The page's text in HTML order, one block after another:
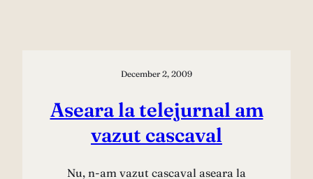
December 2, 2009
Aseara la telejurnal am
vazut cascaval
Nu, n-am vazut cascaval aseara la